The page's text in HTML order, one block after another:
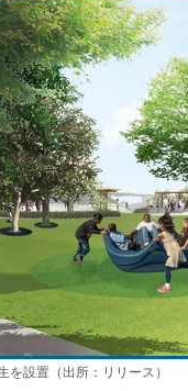
設置（出所：リリース）